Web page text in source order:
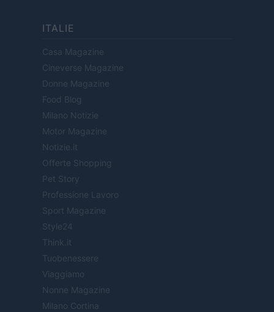
ITALIE
Casa Magazine
Cineverse Magazine
Donne Magazine
Food Blog
Milano Notizie
Motor Magazine
Notizie.it
Offerte Shopping
Pet Story
Professione Lavoro
Sport Magazine
Style24
Think.it
Tuobenessere
Viaggiamo
Nonne Magazine
Milano Cortina